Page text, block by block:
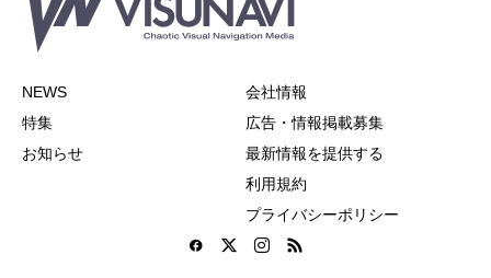
NEWS
特集
お知らせ
会社情報
広告・情報掲載募集
最新情報を提供する
利用規約
プライバシーポリシー